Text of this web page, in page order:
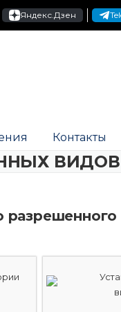
Яндекс.Дзен
Контакты
ВИДОВ
разрешенного